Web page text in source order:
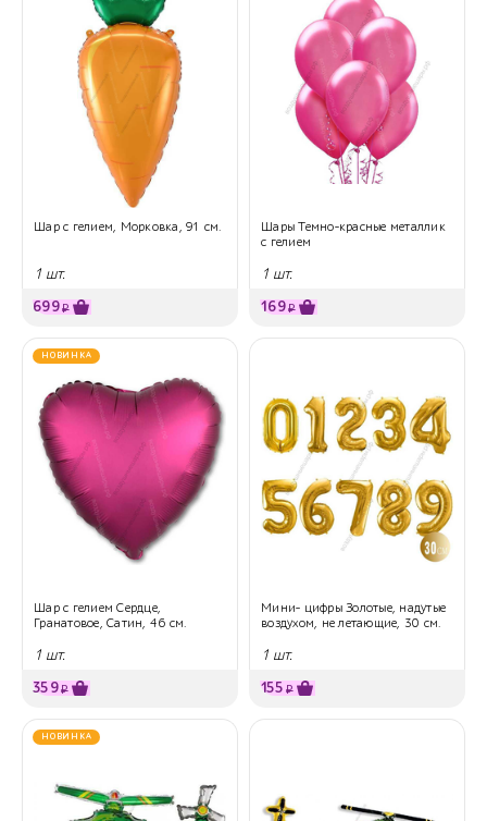
Шар с гелием, Морковка, 91 см.
1 шт.
699₽
Шары Темно-красные металлик
с гелием
1 шт.
169₽
НОВИНКА
Шар с гелием Сердце,
Гранатовое, Сатин, 46 см.
1 шт.
359₽
Мини- цифры Золотые, надутые
воздухом, не летающие, 30 см.
1 шт.
155 ₽
НОВИНКА